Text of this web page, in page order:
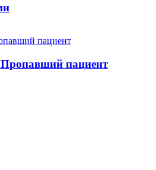
Пропавший пациент